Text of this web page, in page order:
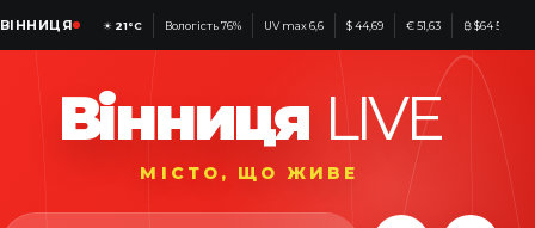
ВІННИЦЯ ☀ 21°C Вологість 76% UV max 6,6 $ 44,69 € 51,63 ₿ $64 502
Вінниця LIVE
МІСТО, ЩО ЖИВЕ